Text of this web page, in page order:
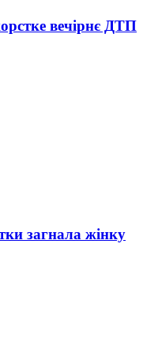
вечірнє ДТП
загнала жінку